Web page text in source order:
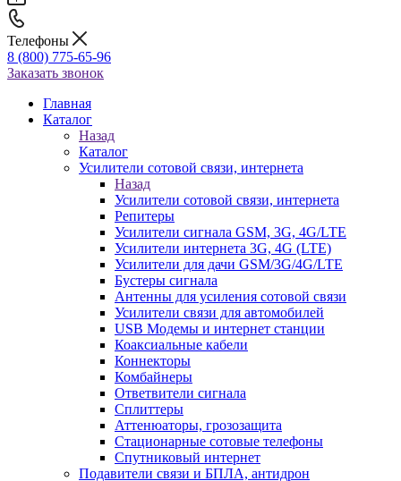
Телефоны
8 (800) 775-65-96
Заказать звонок
Главная
Каталог
Назад
Каталог
Усилители сотовой связи, интернета
Назад
Усилители сотовой связи, интернета
Репитеры
Усилители сигнала GSM, 3G, 4G/LTE
Усилители интернета 3G, 4G (LTE)
Усилители для дачи GSM/3G/4G/LTE
Бустеры сигнала
Антенны для усиления сотовой связи
Усилители связи для автомобилей
USB Модемы и интернет станции
Коаксиальные кабели
Коннекторы
Комбайнеры
Ответвители сигнала
Сплиттеры
Аттенюаторы, грозозащита
Стационарные сотовые телефоны
Спутниковый интернет
Подавители связи и БПЛА, антидрон